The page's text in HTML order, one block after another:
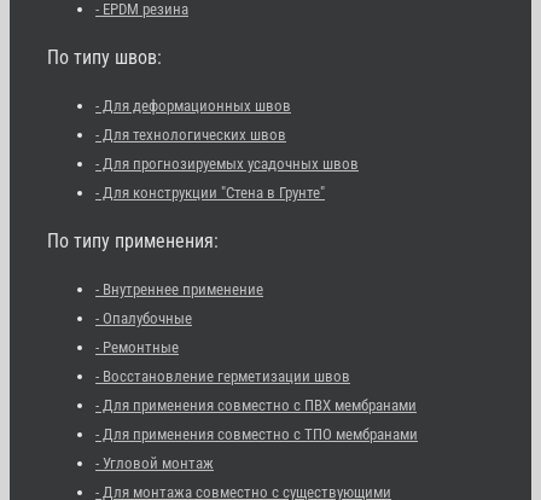
- EPDM резина
По типу швов:
- Для деформационных швов
- Для технологических швов
- Для прогнозируемых усадочных швов
- Для конструкции "Стена в Грунте"
По типу применения:
- Внутреннее применение
- Опалубочные
- Ремонтные
- Восстановление герметизации швов
- Для применения совместно с ПВХ мембранами
- Для применения совместно с ТПО мембранами
- Угловой монтаж
- Для монтажа совместно с существующими